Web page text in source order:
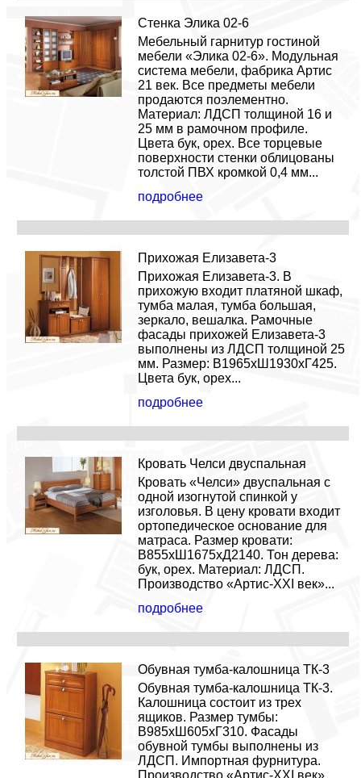
Стенка Элика 02-6
Мебельный гарнитур гостиной
мебели «Элика 02-6». Модульная
система мебели, фабрика Артис
21 век. Все предметы мебели
продаются поэлементно.
Материал: ЛДСП толщиной 16 и
25 мм в рамочном профиле.
Цвета бук, орех. Все торцевые
поверхности стенки облицованы
толстой ПВХ кромкой 0,4 мм...
подробнее
Прихожая Елизавета-3
Прихожая Елизавета-3. В
прихожую входит платяной шкаф,
тумба малая, тумба большая,
зеркало, вешалка. Рамочные
фасады прихожей Елизавета-3
выполнены из ЛДСП толщиной 25
мм. Размер: В1965хШ1930хГ425.
Цвета бук, орех...
подробнее
Кровать Челси двуспальная
Кровать «Челси» двуспальная с
одной изогнутой спинкой у
изголовья. В цену кровати входит
ортопедическое основание для
матраса. Размер кровати:
В855хШ1675хД2140. Тон дерева:
бук, орех. Материал: ЛДСП.
Производство «Артис-XXI век»...
подробнее
Обувная тумба-калошница ТК-3
Обувная тумба-калошница ТК-3.
Калошница состоит из трех
ящиков. Размер тумбы:
В985хШ605хГ310. Фасады
обувной тумбы выполнены из
ЛДСП. Импортная фурнитура.
Производство «Артис-XXI век».